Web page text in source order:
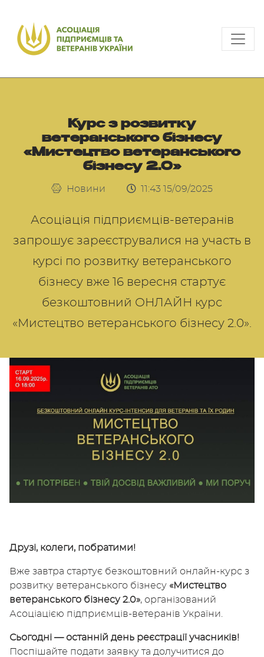
Курс з розвитку
ветеранського бізнесу
«Мистецтво ветеранського
бізнесу 2.0»
Новини 11:43 15/09/2025
Асоціація підприємців-ветеранів
запрошує зареєструвалися на участь в
курсі по розвитку ветеранського
бізнесу вже 16 вересня стартує
безкоштовний ОНЛАЙН курс
«Мистецтво ветеранського бізнесу 2.0».
Друзі, колеги, побратими!
Вже завтра стартує безкоштовний онлайн-курс з
розвитку ветеранського бізнесу «Мистецтво
ветеранського бізнесу 2.0», організований
Асоціацією підприємців-ветеранів України.
Сьогодні — останній день реєстрації учасників!
Поспішайте подати заявку та долучитися до